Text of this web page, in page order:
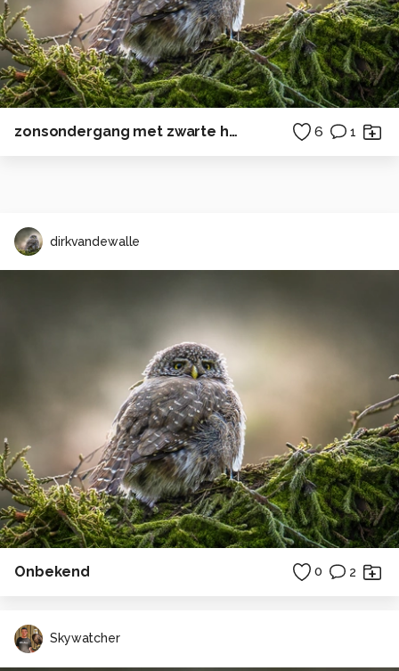
zonsondergang met zwarte heidelibel 6 1
dirkvandewalle
Onbekend 0 2
Skywatcher